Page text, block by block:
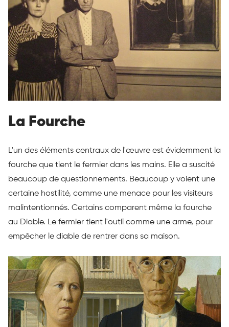
La Fourche
L'un des éléments centraux de l'œuvre est évidemment la
fourche que tient le fermier dans les mains. Elle a suscité
beaucoup de questionnements. Beaucoup y voient une
certaine hostilité, comme une menace pour les visiteurs
malintentionnés. Certains comparent même la fourche
au Diable. Le fermier tient l'outil comme une arme, pour
empêcher le diable de rentrer dans sa maison.